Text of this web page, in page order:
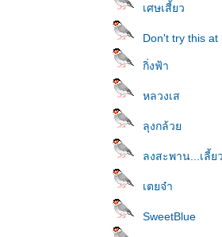
เศษเสี้ยว
Don't try this at
กิ่งฟ้า
หลวงเส
ลุงกล้ว
ลงสะพาน...เลี้ย
เตยจ๋า
SweetBlue